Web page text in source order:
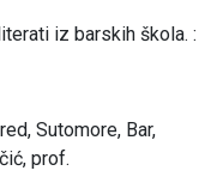
iz barskih škola. :
Sutomore, Bar,
prof.